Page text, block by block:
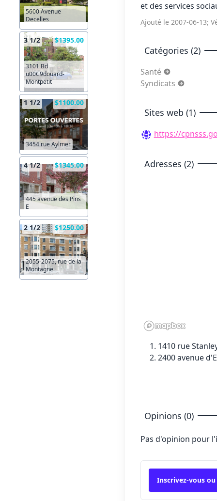
5600 Avenue
Decelles
3 1/2 $1395.00
3101 Bd
u00C9douard-
Montpetit
1 1/2 $1100.00
3454 rue Aylmer
4 1/2 $1345.00
445 avenue des Pins
E
2 1/2 $1250.00
2055-2075, rue de la
Montagne
et des services
Ajouté le 2007-06-13;
Catégories (2)
Santé
Syndicats
Sites web (1)
https://
Adresses (2)
1410 rue
2400 avenue
Opinions (0)
Pas d'opinion pour
Inscrivez-vous